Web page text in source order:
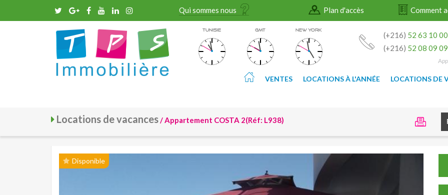
Qui sommes nous Plan d'accès Comment
Tunisie GMT NEW YORK
(+216) 52 63 10 00
(+216) 52 08 09 09
VENTES LOCATIONS À L'ANNÉE LOCATIONS DE
Locations de vacances/ Appartement COSTA 2(Réf: L938)
Disponible